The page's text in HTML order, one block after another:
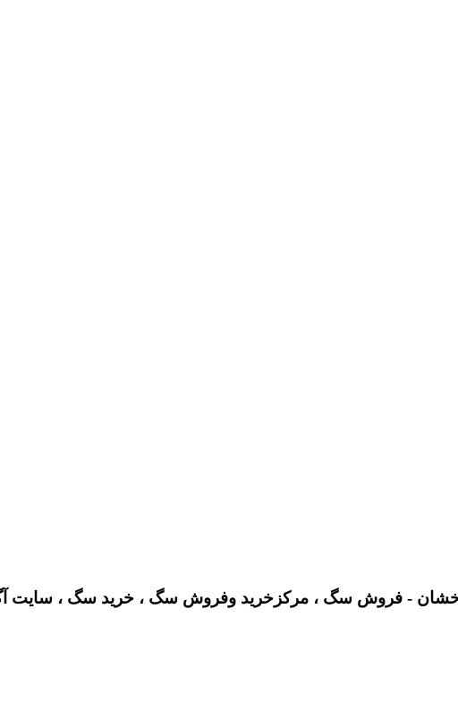
- فروش سگ ، مرکزخرید وفروش سگ ، خرید سگ ، سایت